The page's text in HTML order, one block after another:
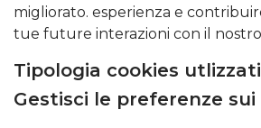
migliorato. esperienza e
tue future interazioni con il
Tipologia cookies utlizzati
Gestisci le preferenze sui